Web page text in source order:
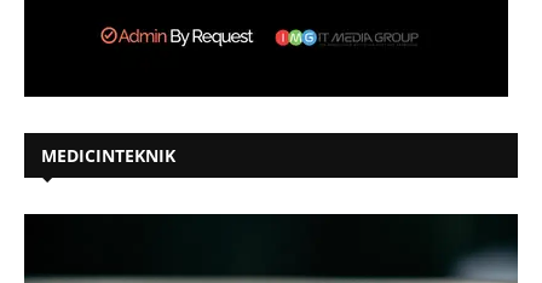
MEDICINTEKNIK